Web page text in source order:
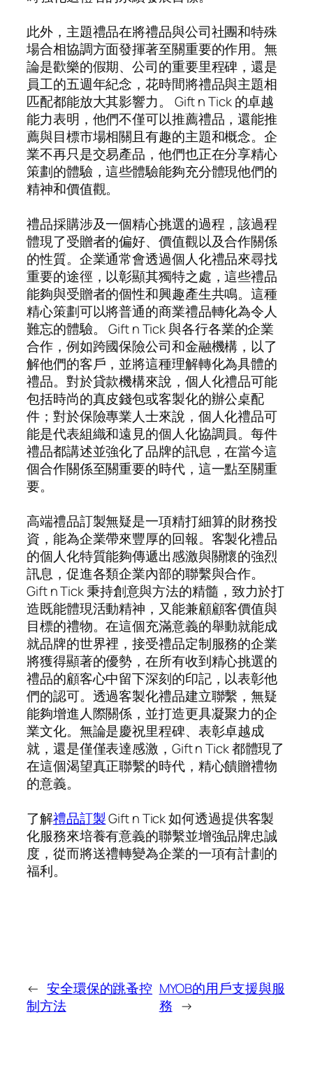
此外，主題禮品在將禮品與公司社團和特殊
場合相協調方面發揮著至關重要的作用。無
論是歡樂的假期、公司的重要里程碑，還是
員工的五週年紀念，花時間將禮品與主題相
匹配都能放大其影響力。 Gift n Tick 的卓越
能力表明，他們不僅可以推薦禮品，還能推
薦與目標市場相關且有趣的主題和概念。企
業不再只是交易產品，他們也正在分享精心
策劃的體驗，這些體驗能夠充分體現他們的
精神和價值觀。
禮品採購涉及一個精心挑選的過程，該過程
體現了受贈者的偏好、價值觀以及合作關係
的性質。企業通常會透過個人化禮品來尋找
重要的途徑，以彰顯其獨特之處，這些禮品
能夠與受贈者的個性和興趣產生共鳴。這種
精心策劃可以將普通的商業禮品轉化為令人
難忘的體驗。 Gift n Tick 與各行各業的企業
合作，例如跨國保險公司和金融機構，以了
解他們的客戶，並將這種理解轉化為具體的
禮品。對於貸款機構來說，個人化禮品可能
包括時尚的真皮錢包或客製化的辦公桌配
件；對於保險專業人士來說，個人化禮品可
能是代表組織和遠見的個人化協調員。每件
禮品都講述並強化了品牌的訊息，在當今這
個合作關係至關重要的時代，這一點至關重
要。
高端禮品訂製無疑是一項精打細算的財務投
資，能為企業帶來豐厚的回報。客製化禮品
的個人化特質能夠傳遞出感激與關懷的強烈
訊息，促進各類企業內部的聯繫與合作。
Gift n Tick 秉持創意與方法的精髓，致力於打
造既能體現活動精神，又能兼顧顧客價值與
目標的禮物。在這個充滿意義的舉動就能成
就品牌的世界裡，接受禮品定制服務的企業
將獲得顯著的優勢，在所有收到精心挑選的
禮品的顧客心中留下深刻的印記，以表彰他
們的認可。透過客製化禮品建立聯繫，無疑
能夠增進人際關係，並打造更具凝聚力的企
業文化。無論是慶祝里程碑、表彰卓越成
就，還是僅僅表達感激，Gift n Tick 都體現了
在這個渴望真正聯繫的時代，精心饋贈禮物
的意義。
了解禮品訂製Gift n Tick 如何透過提供客製
化服務來培養有意義的聯繫並增強品牌忠誠
度，從而將送禮轉變為企業的一項有計劃的
福利。
← 安全環保的跳蚤控
制方法
MYOB的用戶支援與服
務 →